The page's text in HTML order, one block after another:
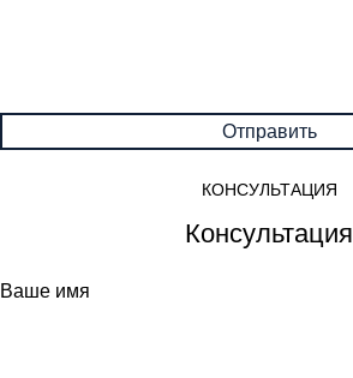
КОНСУЛЬТАЦИЯ
Консультация
Ваше имя